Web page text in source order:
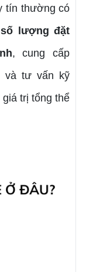
tín thường có
lượng đặt
, cung cấp
và tư vấn kỹ
trị tổng thể